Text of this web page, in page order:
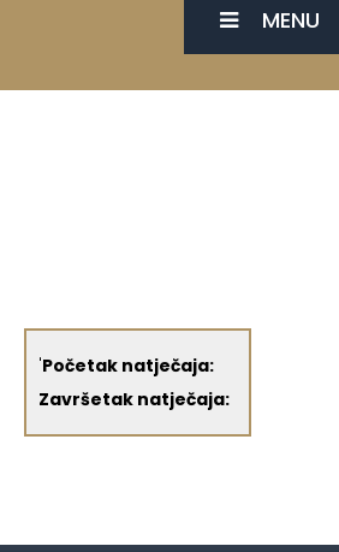
MENU
'Početak natječaja:
Završetak natječaja: